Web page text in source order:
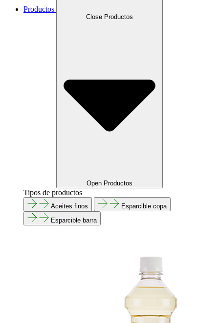
Productos
Close Productos
Open Productos
Tipos de productos
Aceites finos
Esparcible copa
Esparcible barra